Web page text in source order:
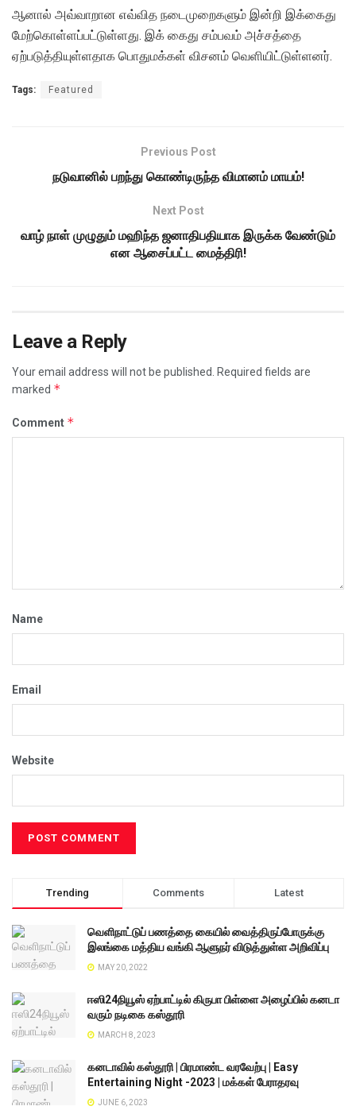
ஆனால் அவ்வாறான எவ்வித நடைமுறைகளும் இன்றி இக்கைது
மேற்கொள்ளப்பட்டுள்ளது. இக் கைது சம்பவம் அச்சத்தை
ஏற்படுத்தியுள்ளதாக பொதுமக்கள் விசனம் வெளியிட்டுள்ளனர்.
Tags: Featured
Previous Post
நடுவானில் பறந்து கொண்டிருந்த விமானம் மாயம்!
Next Post
வாழ் நாள் முழுதும் மஹிந்த ஜனாதிபதியாக இருக்க வேண்டும்
என ஆசைப்பட்ட மைத்திரி!
Leave a Reply
Your email address will not be published.
Required fields are
marked *
Comment *
Name
Email
Website
Trending Comments Latest
வெளிநாட்டுப் பணத்தை கையில் வைத்திருப்போருக்கு
இலங்கை மத்திய வங்கி ஆளுநர் விடுத்துள்ள அறிவிப்பு
MAY 20, 2022
ஈஸி24நியூஸ் ஏற்பாட்டில் கிருபா பிள்ளை அழைப்பில் கனடா
வரும் நடிகை கஸ்தூரி
MARCH 8, 2023
கனடாவில் கஸ்தூரி | பிரமாண்ட வரவேற்பு | Easy
Entertaining Night -2023 | மக்கள் பேராதரவு
JUNE 6, 2023